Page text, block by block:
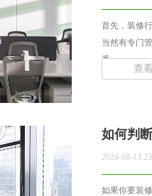
首先，装修
当然有专门
委，... ...
查
如何判
2024-08-13
如果你要装